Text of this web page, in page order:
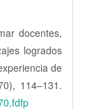
docentes,
logrados
de
114–131.